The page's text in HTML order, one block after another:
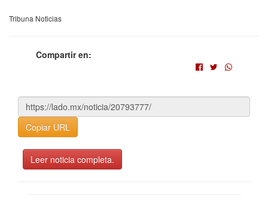
Tribuna Noticias
Compartir en:
Copiar URL
Leer noticia completa.